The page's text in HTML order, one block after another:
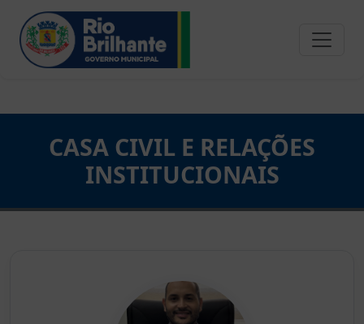
CASA CIVIL E RELAÇÕES
INSTITUCIONAIS